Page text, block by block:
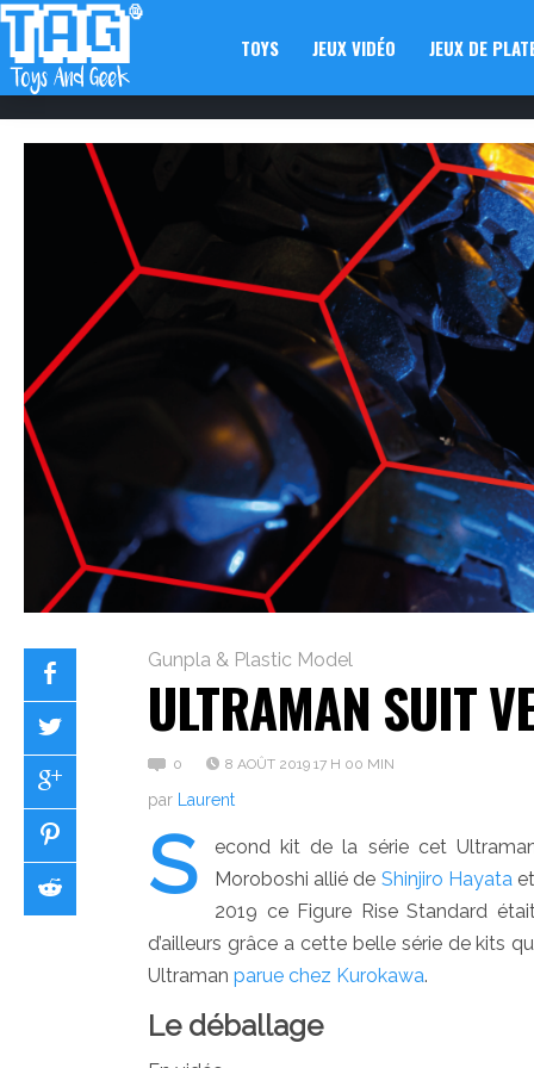
TOYS JEUX VIDÉO JEUX DE
Gunpla & Plastic Model
ULTRAMAN SUIT
0 8 AOÛT 2019 17 H 00 MIN
par Laurent
S
econd kit de la série cet
Moroboshi allié de Shinjiro Hayataet
2019 ce Figure Rise Standard
d’ailleurs grâce a cette belle série de kits
Ultraman parue chez Kurokawa.
Le déballage